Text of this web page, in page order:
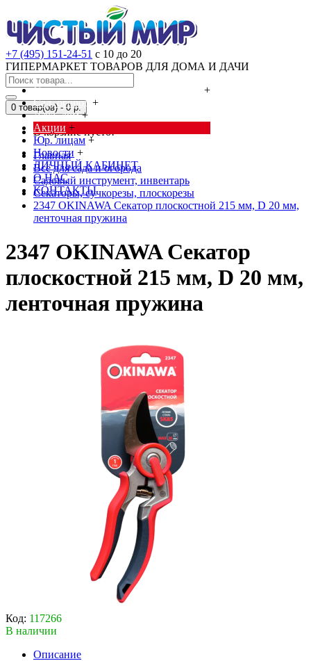
+7 (495) 151-24-51 с 10 до 20
ГИПЕРМАРКЕТ ТОВАРОВ ДЛЯ ДОМА И ДАЧИ
Cредства от насекомых и грызунов
+
Сад, огород +
Дача, дом +
Акции +
Юр. лицам +
Новости +
ЛИЧНЫЙ КАБИНЕТ
О НАС
КОНТАКТЫ
0 товар(ов) - 0 р.
В корзине пусто!
Главная
Всё для сада и огорода
Садовый инструмент, инвентарь
Секаторы, сучкорезы, плоскорезы
2347 OKINAWA Секатор плоскостной 215 мм, D 20 мм,
ленточная пружина
2347 OKINAWA Секатор
плоскостной 215 мм, D 20 мм,
ленточная пружина
Код: 117266
В наличии
Описание